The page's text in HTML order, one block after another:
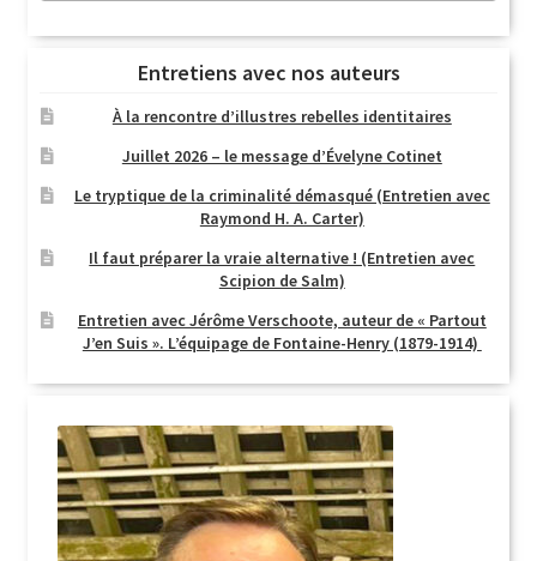
Entretiens avec nos auteurs
À la rencontre d’illustres rebelles identitaires
Juillet 2026 – le message d’Évelyne Cotinet
Le tryptique de la criminalité démasqué (Entretien avec
Raymond H. A. Carter)
Il faut préparer la vraie alternative ! (Entretien avec
Scipion de Salm)
Entretien avec Jérôme Verschoote, auteur de « Partout
J’en Suis ». L’équipage de Fontaine-Henry (1879-1914)